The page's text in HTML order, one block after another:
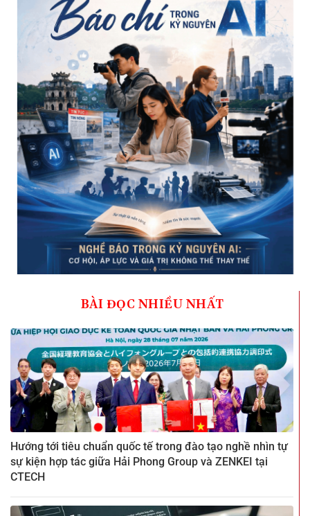
BÀI ĐỌC NHIỀU NHẤT
Hướng tới tiêu chuẩn quốc tế trong đào tạo nghề nhìn tự
sự kiện hợp tác giữa Hải Phong Group và ZENKEI tại
CTECH